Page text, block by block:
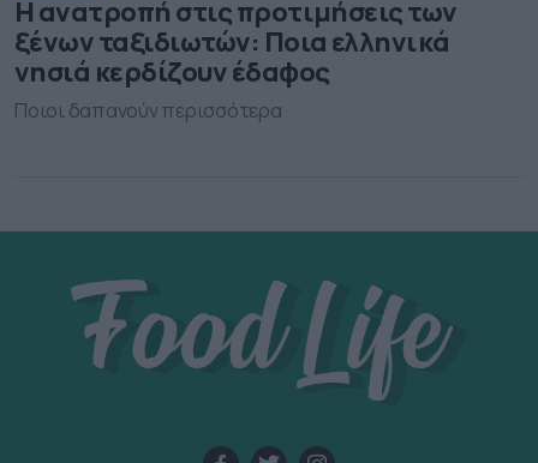
Η ανατροπή στις προτιμήσεις των
ξένων ταξιδιωτών: Ποια ελληνικά
νησιά κερδίζουν έδαφος
Ποιοι δαπανούν περισσότερα